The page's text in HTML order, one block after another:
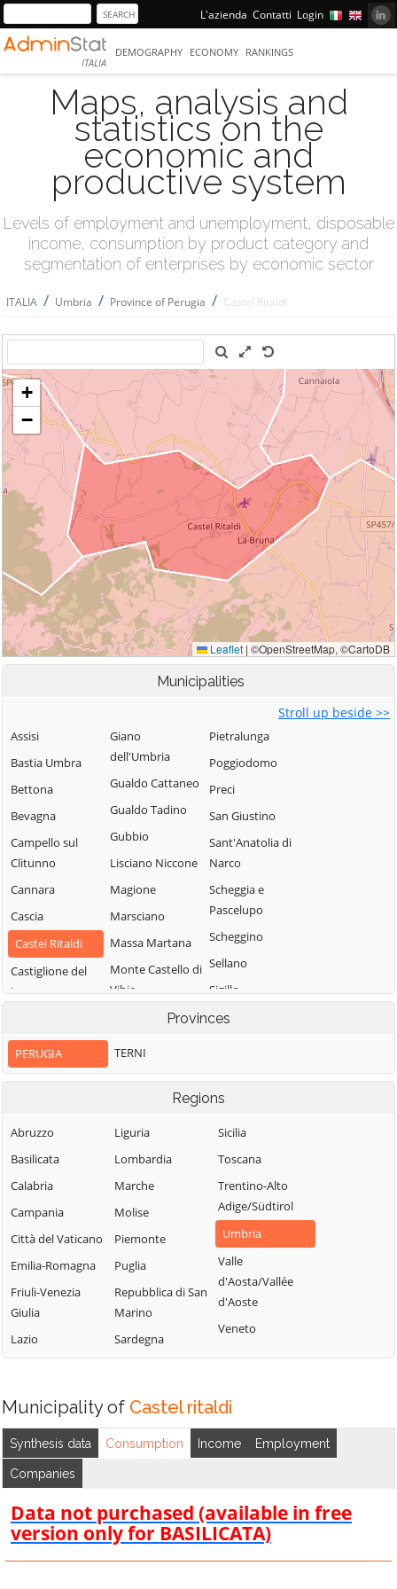
L'azienda Contatti Login
ITALIA
DEMOGRAPHY ECONOMY RANKINGS
Maps, analysis and
statistics on the
economic and
productive system
Levels of employment and unemployment, disposable
income, consumption by product category and
segmentation of enterprises by economic sector
ITALIA / Umbria / Province of Perugia / Castel Ritaldi
Municipalities
Stroll up beside >>
Assisi
Bastia Umbra
Bettona
Bevagna
Campello sul
Clitunno
Cannara
Cascia
Castel Ritaldi
Castiglione del
Lago
Spoleto
Citerna
Deruta
Fossato di Vico
Fratta Todina
Giano
dell'Umbria
Gualdo Cattaneo
Gualdo Tadino
Gubbio
Lisciano Niccone
Magione
Marsciano
Massa Martana
Monte Castello di
Vibio
Monte Santa
Monteleone di
Montone
Nocera Umbra
Norcia
Paciano
Panicale
Passignano sul
Trasimeno
Perugia
Piegaro
Pietralunga
Poggiodomo
Preci
San Giustino
Sant'Anatolia di
Narco
Scheggia e
Pascelupo
Scheggino
Sellano
Sigillo
Spello
Torgiano
Valfabbrica
Vallo di Nera
Valtopina
Provinces
PERUGIA TERNI
Regions
Abruzzo
Basilicata
Calabria
Campania
Città del Vaticano
Emilia-Romagna
Friuli-Venezia
Giulia
Lazio
Liguria
Lombardia
Marche
Molise
Piemonte
Puglia
Repubblica di San
Marino
Sardegna
Sicilia
Toscana
Trentino-Alto
Adige/Südtirol
Umbria
Valle
d'Aosta/Vallée
d'Aoste
Veneto
Municipality of Castel ritaldi
Synthesis data Consumption Income Employment
Companies
Data not purchased (available in free
version only for BASILICATA)